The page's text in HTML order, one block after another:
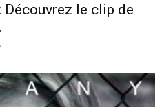
le clip de